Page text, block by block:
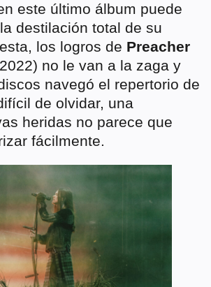
este último álbum puede
destilación total de su
los logros de Preacher
no le van a la zaga y
navegó el repertorio de
de olvidar, una
heridas no parece que
fácilmente.